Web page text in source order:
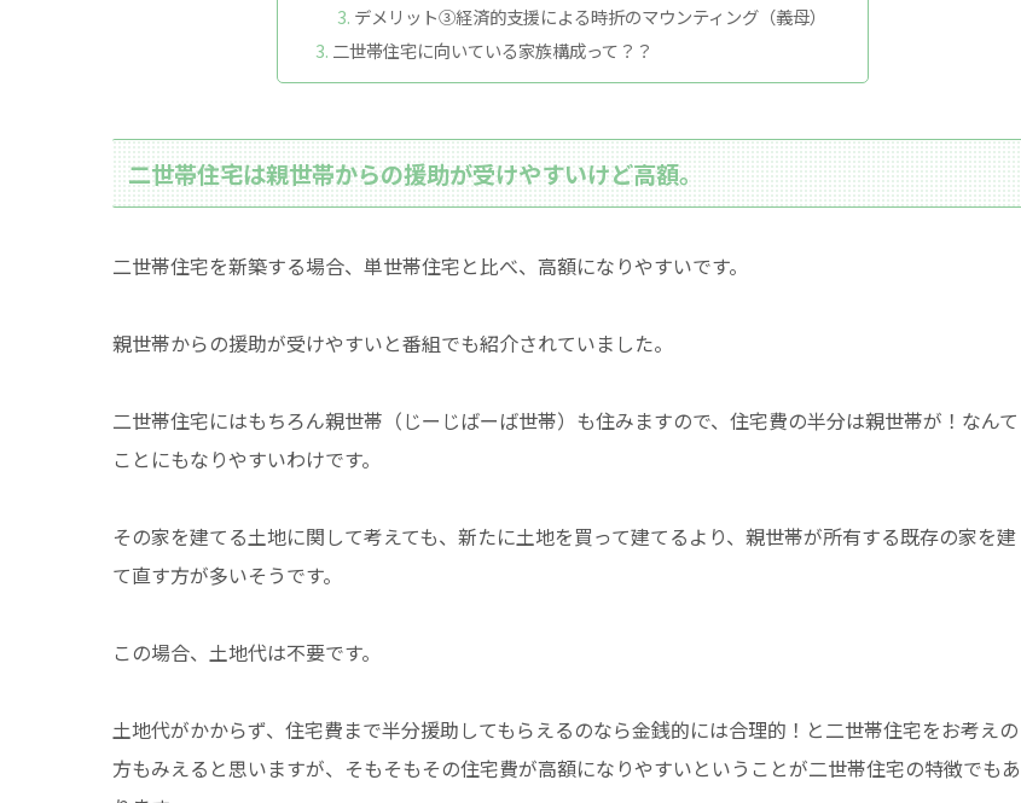
デメリット③経済的支援による時折のマウンティング（義母）
二世帯住宅に向いている家族構成って？？
二世帯住宅は親世帯からの援助が受けやすいけど高額。
二世帯住宅を新築する場合、単世帯住宅と比べ、高額になりやすいです。
親世帯からの援助が受けやすいと番組でも紹介されていました。
二世帯住宅にはもちろん親世帯（じーじばーば世帯）も住みますので、住宅費の半分は親世帯が！なんて
ことにもなりやすいわけです。
その家を建てる土地に関して考えても、新たに土地を買って建てるより、親世帯が所有する既存の家を建
て直す方が多いそうです。
この場合、土地代は不要です。
土地代がかからず、住宅費まで半分援助してもらえるのなら金銭的には合理的！と二世帯住宅をお考えの
方もみえると思いますが、そもそもその住宅費が高額になりやすいということが二世帯住宅の特徴でもあ